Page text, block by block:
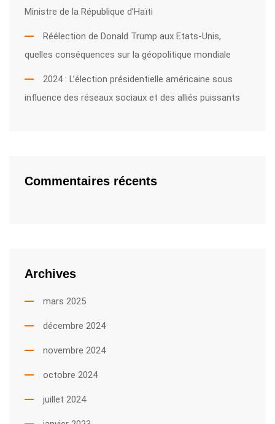
Ministre de la République d’Haïti
Réélection de Donald Trump aux Etats-Unis,
quelles conséquences sur la géopolitique mondiale
2024 : L’élection présidentielle américaine sous
influence des réseaux sociaux et des alliés puissants
Commentaires récents
Archives
mars 2025
décembre 2024
novembre 2024
octobre 2024
juillet 2024